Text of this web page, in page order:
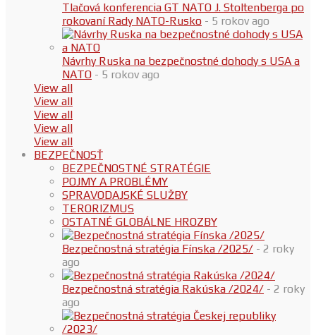
Tlačová konferencia GT NATO J. Stoltenberga po
rokovaní Rady NATO-Rusko - 5 rokov ago
Návrhy Ruska na bezpečnostné dohody s USA a
NATO - 5 rokov ago
View all
View all
View all
View all
View all
BEZPEČNOSŤ
BEZPEČNOSTNÉ STRATÉGIE
POJMY A PROBLÉMY
SPRAVODAJSKÉ SLUŽBY
TERORIZMUS
OSTATNÉ GLOBÁLNE HROZBY
Bezpečnostná stratégia Fínska /2025/ - 2 roky
ago
Bezpečnostná stratégia Rakúska /2024/ - 2 roky
ago